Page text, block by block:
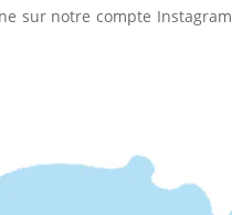
sur notre compte Instagram